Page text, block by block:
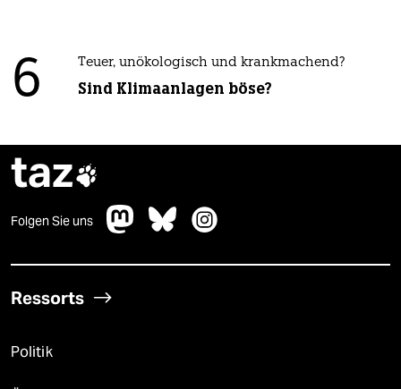
6 Teuer, unökologisch und krankmachend?
Sind Klimaanlagen böse?
taz
Folgen Sie uns
Ressorts
Politik